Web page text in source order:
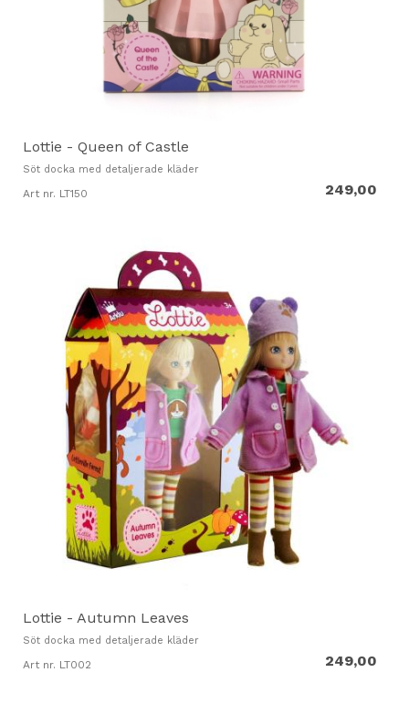
Lottie - Queen of Castle
Söt docka med detaljerade kläder
Art nr. LT150 249,00
Lottie - Autumn Leaves
Söt docka med detaljerade kläder
Art nr. LT002 249,00